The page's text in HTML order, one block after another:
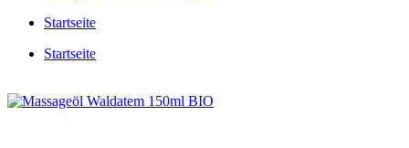
Startseite
Startseite